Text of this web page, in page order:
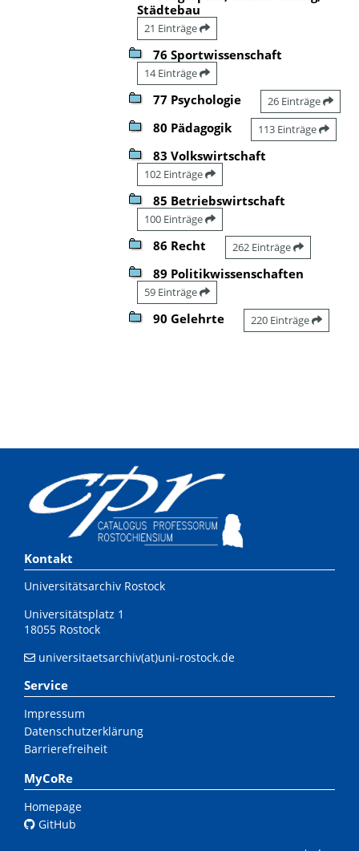
Städtebau
21 Einträge
76 Sportwissenschaft
14 Einträge
77 Psychologie 26 Einträge
80 Pädagogik 113 Einträge
83 Volkswirtschaft
102 Einträge
85 Betriebswirtschaft
100 Einträge
86 Recht 262 Einträge
89 Politikwissenschaften
59 Einträge
90 Gelehrte 220 Einträge
Kontakt
Universitätsarchiv Rostock
Universitätsplatz 1
18055 Rostock
universitaetsarchiv(at)uni-rostock.de
Service
Impressum
Datenschutzerklärung
Barrierefreiheit
MyCoRe
Homepage
GitHub